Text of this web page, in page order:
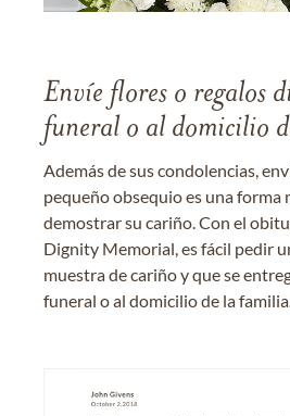
Envíe flores o regalos
funeral o al domicilio
Además de sus condolencias,
pequeño obsequio es una forma
demostrar su cariño. Con el
Dignity Memorial, es fácil pedir
muestra de cariño y que se
funeral o al domicilio de la